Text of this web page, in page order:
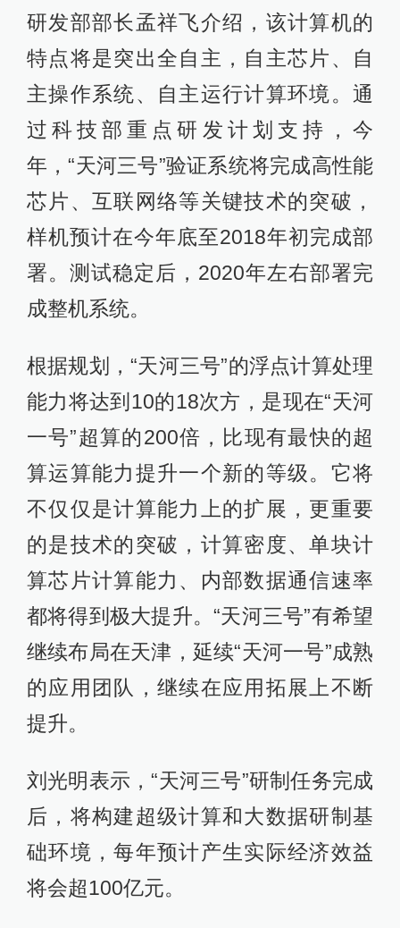
研发部部长孟祥飞介绍，该计算机的
特点将是突出全自主，自主芯片、自
主操作系统、自主运行计算环境。通
过科技部重点研发计划支持，今
年，“天河三号”验证系统将完成高性能
芯片、互联网络等关键技术的突破，
样机预计在今年底至2018年初完成部
署。测试稳定后，2020年左右部署完
成整机系统。
根据规划，“天河三号”的浮点计算处理
能力将达到10的18次方，是现在“天河
一号”超算的200倍，比现有最快的超
算运算能力提升一个新的等级。它将
不仅仅是计算能力上的扩展，更重要
的是技术的突破，计算密度、单块计
算芯片计算能力、内部数据通信速率
都将得到极大提升。“天河三号”有希望
继续布局在天津，延续“天河一号”成熟
的应用团队，继续在应用拓展上不断
提升。
刘光明表示，“天河三号”研制任务完成
后，将构建超级计算和大数据研制基
础环境，每年预计产生实际经济效益
将会超100亿元。